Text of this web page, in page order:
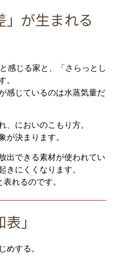
が生まれる
感じる家と、「さらっとし
。
感じているのは水蒸気量だ
、においのこもり方。
が決まります。
出できる素材が使われてい
きにくくなります。
れるのです。
」
めする。